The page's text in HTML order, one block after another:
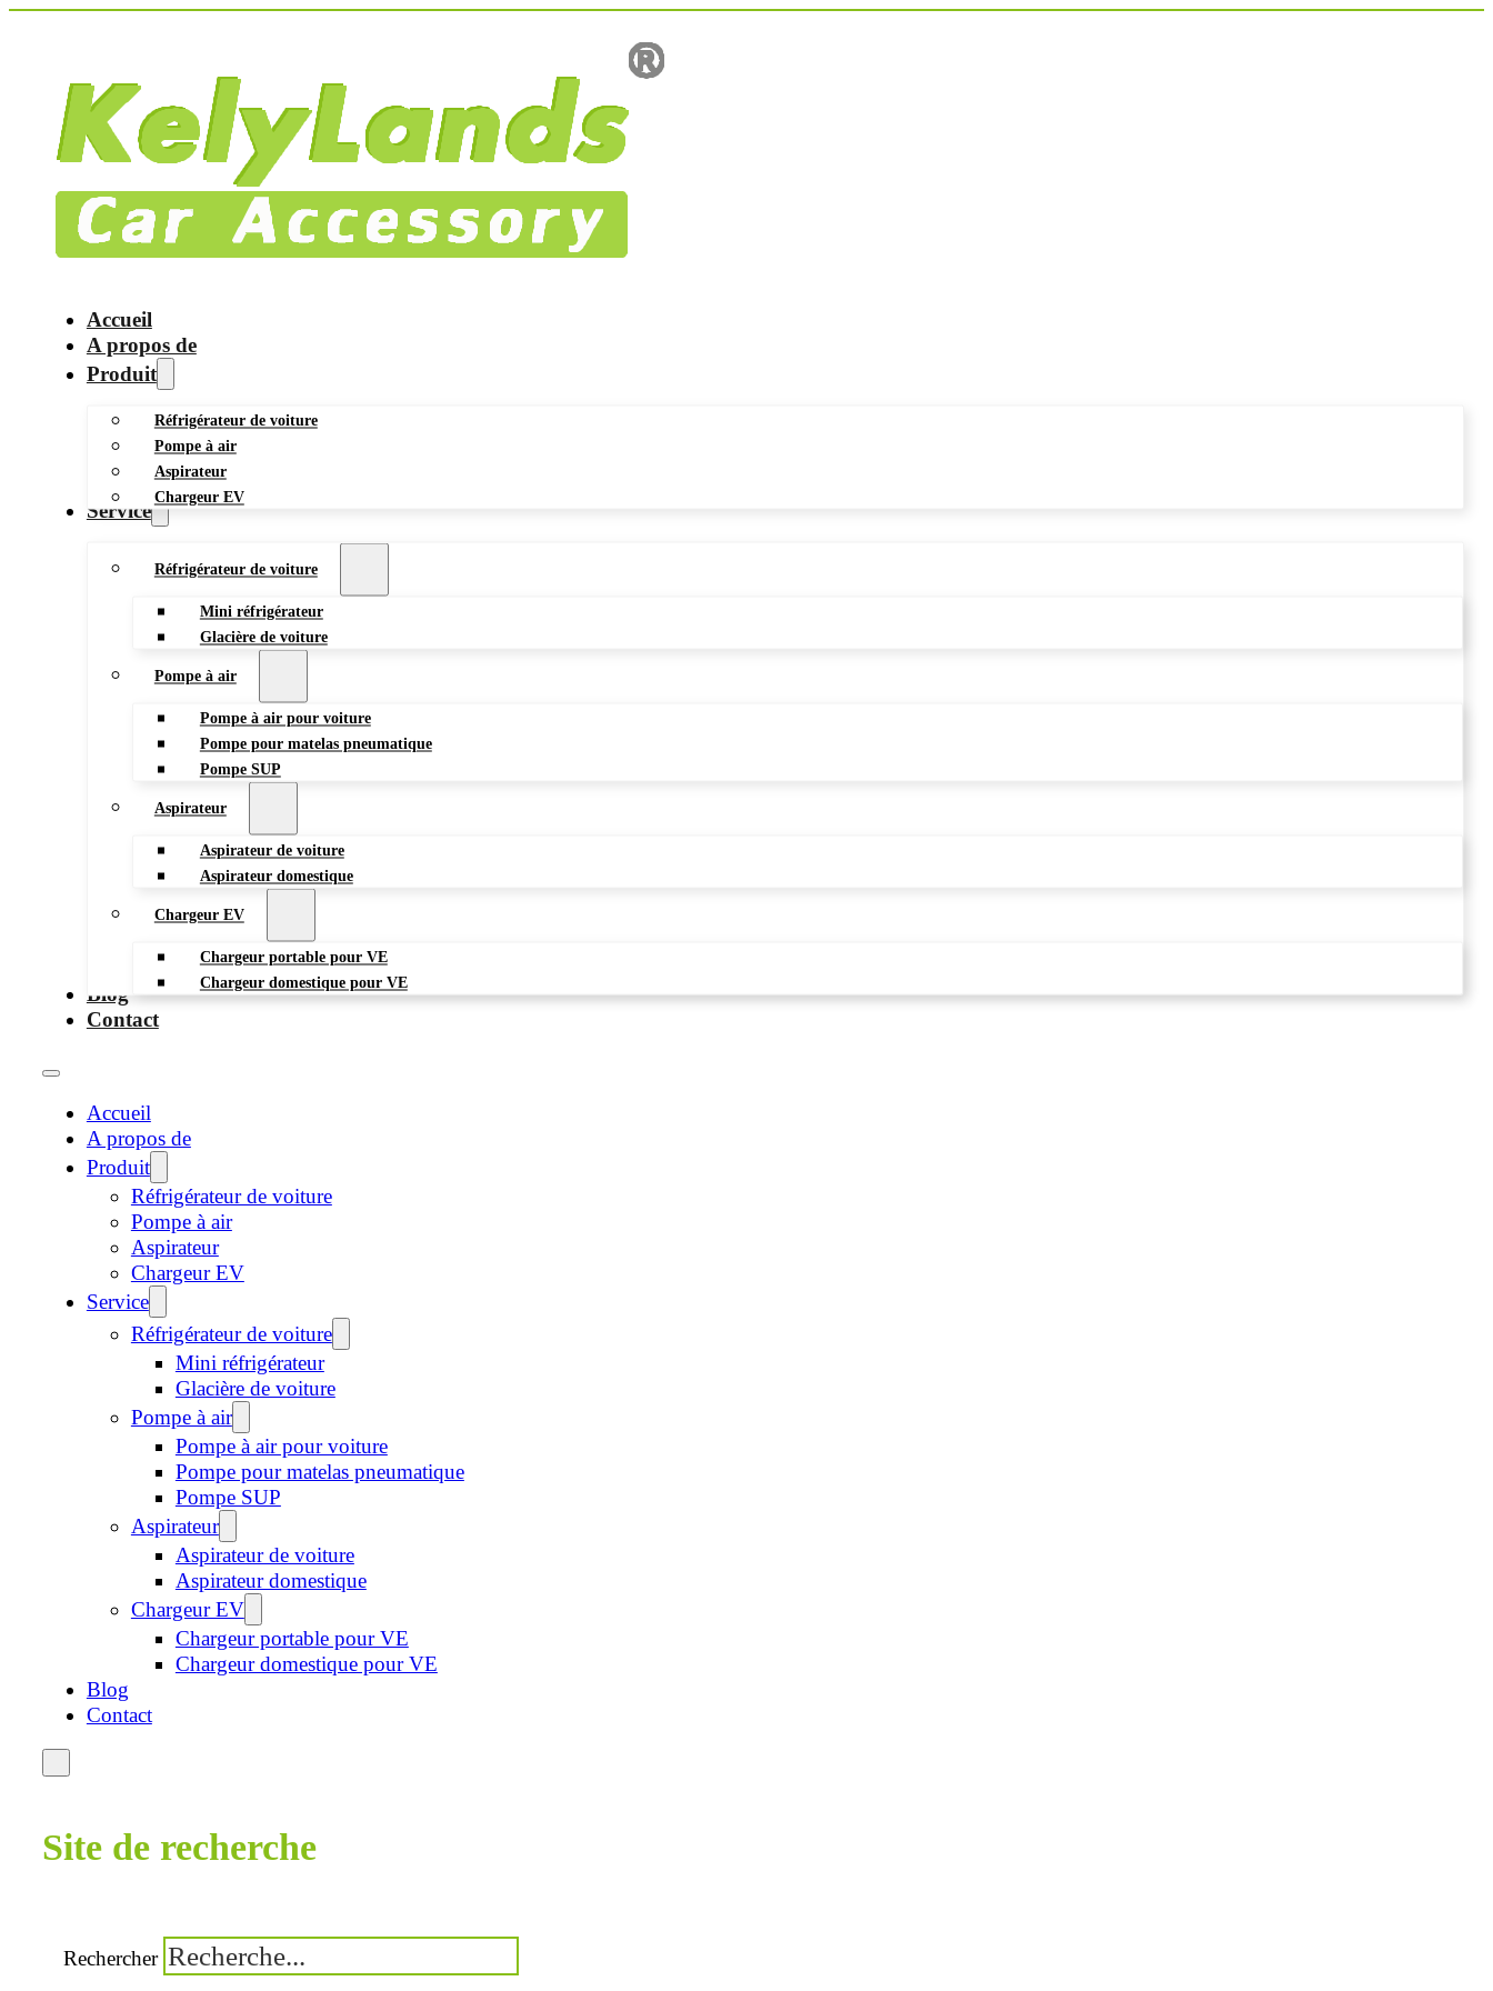
Accueil
A propos de
Produit
Réfrigérateur de voiture
Pompe à air
Aspirateur
Chargeur EV
Service
Réfrigérateur de voiture
Mini réfrigérateur
Glacière de voiture
Pompe à air
Pompe à air pour voiture
Pompe pour matelas pneumatique
Pompe SUP
Aspirateur
Aspirateur de voiture
Aspirateur domestique
Chargeur EV
Chargeur portable pour VE
Chargeur domestique pour VE
Blog
Contact
Accueil
A propos de
Produit
Réfrigérateur de voiture
Pompe à air
Aspirateur
Chargeur EV
Service
Réfrigérateur de voiture
Mini réfrigérateur
Glacière de voiture
Pompe à air
Pompe à air pour voiture
Pompe pour matelas pneumatique
Pompe SUP
Aspirateur
Aspirateur de voiture
Aspirateur domestique
Chargeur EV
Chargeur portable pour VE
Chargeur domestique pour VE
Blog
Contact
Site de recherche
Rechercher